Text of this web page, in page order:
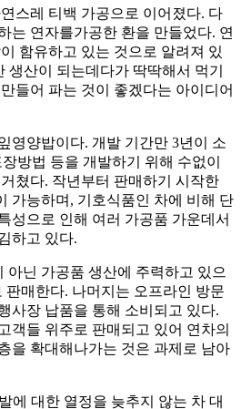
스레 티백 가공으로 이어졌다. 다
는 연자를가공한 환을 만들었다. 연
함유하고 있는 것으로 알려져 있
생산이 되는데다가 딱딱해서 먹기
들어 파는 것이 좋겠다는 아이디어
영양밥이다. 개발 기간만 3년이 소
방법 등을 개발하기 위해 수없이
쳤다. 작년부터 판매하기 시작한
가능하며, 기호식품인 차에 비해 단
성으로 인해 여러 가공품 가운데서
하고 있다.
아닌 가공품 생산에 주력하고 있으
판매한다. 나머지는 오프라인 방문
사장 납품을 통해 소비되고 있다.
객들 위주로 판매되고 있어 연차의
을 확대해나가는 것은 과제로 남아
에 대한 열정을 늦추지 않는 차 대